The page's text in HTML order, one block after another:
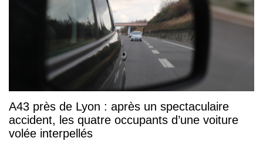
A43 près de Lyon : après un spectaculaire
accident, les quatre occupants d’une voiture
volée interpellés